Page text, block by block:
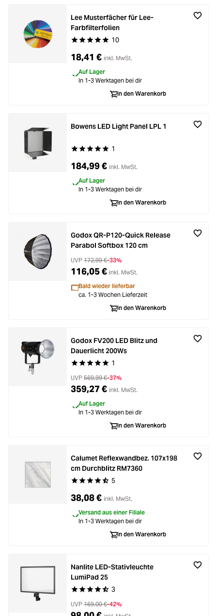
Durchschnittliche Bewertung von 5 von 5
10
Lee Musterfächer für Lee-
Farbfilterfolien
18,41 € inkl. MwSt.
Auf Lager
In 1-3 Werktagen bei dir
In den Warenkorb
Durchschnittliche Bewertung von 5 von 5
1
Bowens LED Light Panel LPL 1
184,99 € inkl. MwSt.
Auf Lager
In 1-3 Werktagen bei dir
In den Warenkorb
Godox QR-P120-Quick Release
Parabol Softbox 120 cm
UVP 172,99 €-33%
116,05 € inkl. MwSt.
Bald wieder lieferbar
ca. 1-3 Wochen Lieferzeit
In den Warenkorb
Durchschnittliche Bewertung von 5 von 5
1
Godox FV200 LED Blitz und
Dauerlicht 200Ws
UVP 569,99 €-37%
359,27 € inkl. MwSt.
Auf Lager
In 1-3 Werktagen bei dir
In den Warenkorb
Durchschnittliche Bewertung von 4.8 von 5
5
Calumet Reflexwandbez. 107x198
cm Durchblitz RM7360
38,08 € inkl. MwSt.
Versand aus einer Filiale
In 1-3 Werktagen bei dir
In den Warenkorb
Durchschnittliche Bewertung von 4.6 von 5
3
Nanlite LED-Stativleuchte
LumiPad 25
UVP 169,00 €-42%